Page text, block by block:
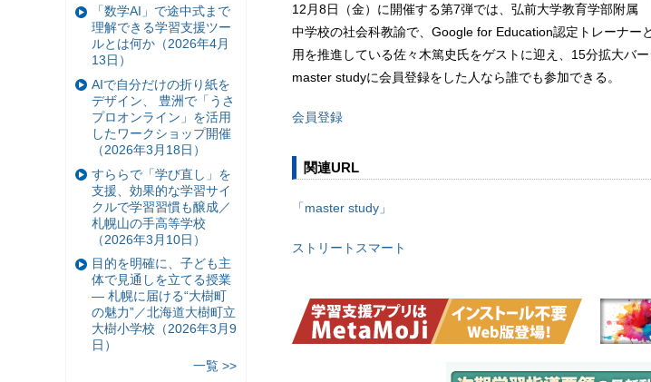
12月8日（金）に開催する第7弾では、弘前大学教育学部附属
中学校の社会科教諭で、Google for Education認定トレーナー
用を推進している佐々木篤史氏をゲストに迎え、15分拡大バ
master studyに会員登録をした人なら誰でも参加できる。
会員登録
関連URL
「master study」
ストリートスマート
「数学AI」で途中式まで
理解できる学習支援ツー
ルとは何か（2026年4月
13日）
AIで自分だけの折り紙を
デザイン、 豊洲で「うさ
プロオンライン」を活用
したワークショップ開催
（2026年3月18日）
すららで「学び直し」を
支援、効果的な学習サイ
クルで学習習慣も醸成／
札幌山の手高等学校
（2026年3月10日）
目的を明確に、子ども主
体で見通しを立てる授業
— 札幌に届ける“大樹町
の魅力”／北海道大樹町立
大樹小学校（2026年3月9
日）
一覧 >>